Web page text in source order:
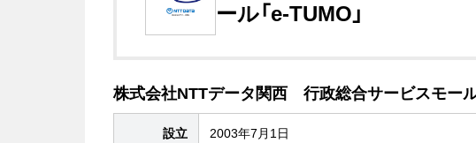
ール「e-TUMO」
株式会社NTTデータ関西 行政総合サービスモール
設立 2003年7月1日